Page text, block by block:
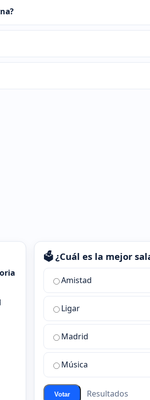
🗳️ ¿Cuál es la mejor
¿Cuál
la
mejor
sala
chat
ChatZona?
Amistad
Ligar
Madrid
Música
Votar Resultados